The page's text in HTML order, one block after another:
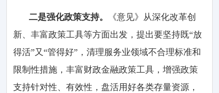
二是强化政策支持。
《意见》从深化改革创
新、丰富政策工具等方面出发，提出要坚持既“放
得活”又“管得好”，清理服务业领域不合理标准和
限制性措施，丰富财政金融政策工具，增强政策
支持针对性、有效性，盘活用好各类存量资源，